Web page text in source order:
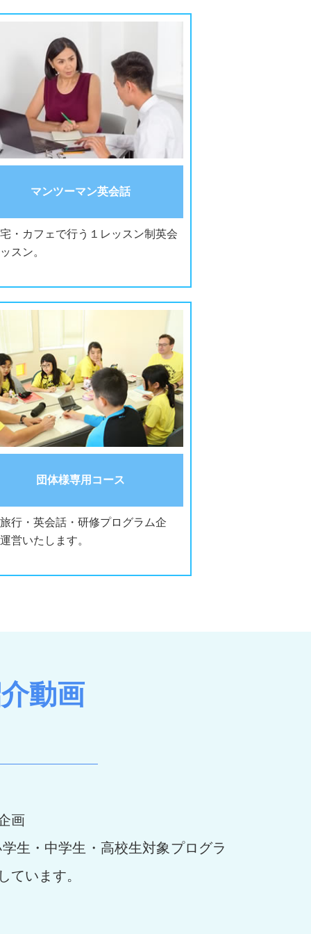
マンツーマン英会話
・カフェで行う１レッスン制英会
スン。
団体様専用コース
行・英会話・研修プログラム企
営いたします。
動画
画
生・中学生・高校生対象プログラ
ています。